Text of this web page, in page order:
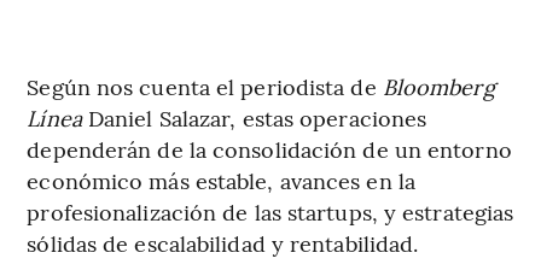
Según nos cuenta el periodista de Bloomberg
LíneaDaniel Salazar, estas operaciones
dependerán de la consolidación de un entorno
económico más estable, avances en la
profesionalización de las startups, y estrategias
sólidas de escalabilidad y rentabilidad.